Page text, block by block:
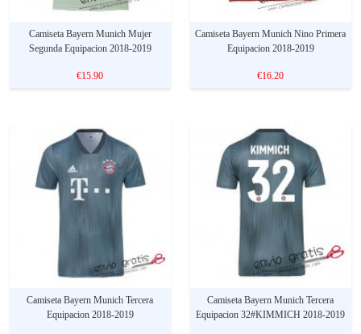
Camiseta Bayern Munich Mujer
Segunda Equipacion 2018-2019
€15.90
Camiseta Bayern Munich Nino Primera
Equipacion 2018-2019
€16.20
Camiseta Bayern Munich Tercera
Equipacion 2018-2019
Camiseta Bayern Munich Tercera
Equipacion 32#KIMMICH 2018-2019